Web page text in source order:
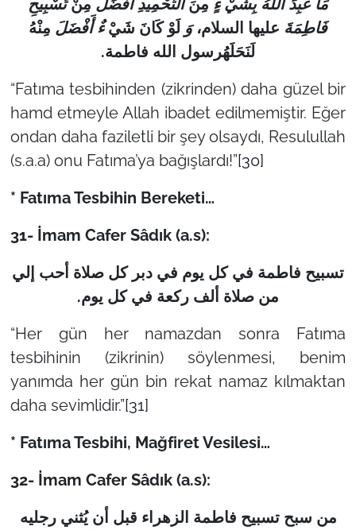
مَا عُبِدَ اللَّهُ بِشَيْ ءٍ مِنَ التَّحْمِيدِ أَفْضَلَ مِنْ تَسْبِيحِ
فَاطِمَةَ عليها السلام، وَ لَوْ كَانَ شَيْ ءٌ أَفْضَلَ مِنْهُ
لَنَحَلَهُرسول الله فاطمة.
“Fatıma tesbihinden (zikrinden) daha güzel bir
hamd etmeyle Allah ibadet edilmemiştir. Eğer
ondan daha faziletli bir şey olsaydı, Resulullah
(s.a.a) onu Fatıma’ya bağışlardı!”[30]
* Fatıma Tesbihin Bereketi…
31- İmam Cafer Sâdık (a.s):
تسبيح فاطمة في كل يوم في دبر كل صلاة أحب إلي
من صلاة ألف ركعة في كل يوم.
“Her gün her namazdan sonra Fatıma
tesbihinin (zikrinin) söylenmesi, benim
yanımda her gün bin rekat namaz kılmaktan
daha sevimlidir.”[31]
* Fatıma Tesbihi, Mağfiret Vesilesi…
32- İmam Cafer Sâdık (a.s):
من سبح تسبيح فاطمة الزهراء قبل أن يُثني رجليه